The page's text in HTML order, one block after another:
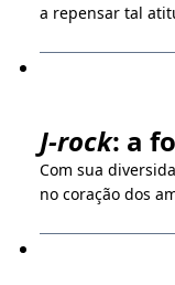
a repensar tal
J-rock: a
Com sua
no coração dos